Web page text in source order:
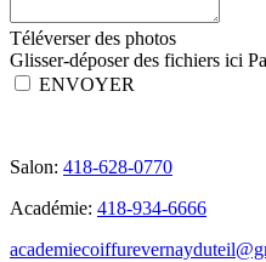
Téléverser des photos
Glisser-déposer des fichiers ici
ENVOYER
Salon: 418-628-0770
Académie: 418-934-6666